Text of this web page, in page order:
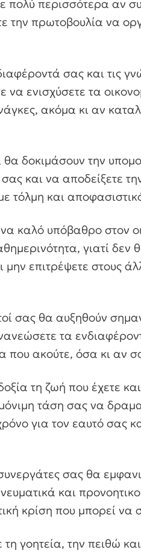
πολύ περισσότερα αν
την πρωτοβουλία να
σας και τις
να ενισχύσετε τα
ακόμα κι αν
δοκιμάσουν την
και να αποδείξετε
τόλμη και
καλό υπόβαθρο στον
γιατί δεν
μην επιτρέψετε στους
σας θα αυξηθούν
τα
ακούτε, όσα κι αν
τη ζωή που έχετε
τάση σας να
για τον εαυτό σας
σας θα
και
κρίση που μπορεί να
γοητεία, την πειθώ